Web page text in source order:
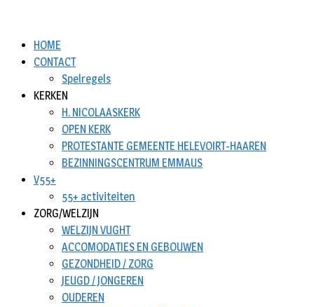
HOME
CONTACT
Spelregels
KERKEN
H. NICOLAASKERK
OPEN KERK
PROTESTANTE GEMEENTE HELEVOIRT-HAAREN
BEZINNINGSCENTRUM EMMAUS
V55+
55+ activiteiten
ZORG/WELZIJN
WELZIJN VUGHT
ACCOMODATIES EN GEBOUWEN
GEZONDHEID / ZORG
JEUGD / JONGEREN
OUDEREN